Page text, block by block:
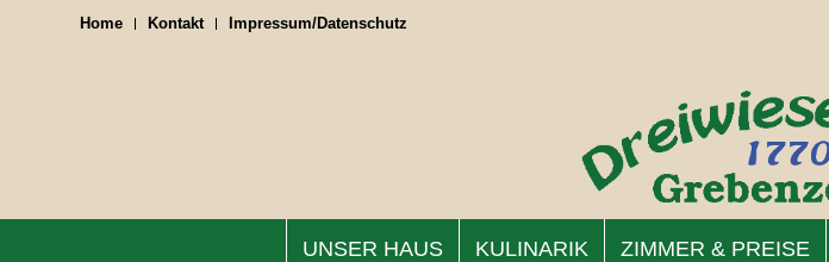
Home Kontakt Impressum/Datenschutz
UNSER HAUS KULINARIK ZIMMER & PREISE